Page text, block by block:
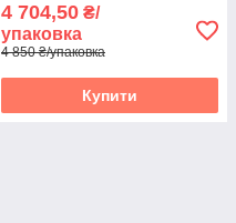
4 704,50 ₴/
упаковка
4 850 ₴/упаковка
Купити